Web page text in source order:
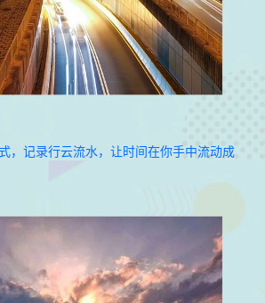
，记录行云流水，让时间在你手中流动成